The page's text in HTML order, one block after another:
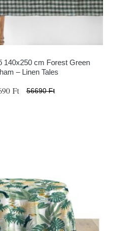
140x250 cm Forest Green
– Linen Tales
Ft 56690 Ft